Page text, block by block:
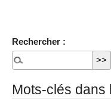
Rechercher :
Mots-clés dans